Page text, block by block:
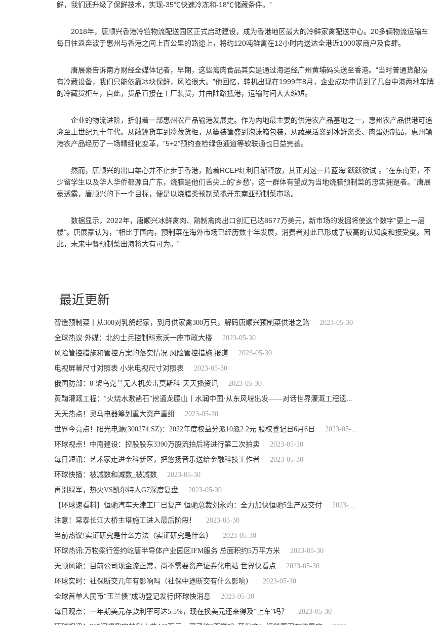
鲜，我们还升级了保鲜技术，实现-35℃快速冷冻和-18℃储藏条件。”
2018年，唐顺兴香港冷链物流配送园区正式启动建设，成为香港地区最大的冷鲜家禽配送中心。20多辆物流运输车
每日往返奔波于惠州与香港之间上百公里的路途上，将约120吨鲜禽在12小时内送达全港近1000家商户及食肆。
唐展豪告诉南方财经全媒体记者，早期，这些禽肉食品其实是通过海运经广州黄埔码头送至香港。“当时普通货船没
有冷藏设备，我们只能依靠冰块保鲜，风险很大。”他回忆，转机出现在1999年8月，企业成功申请到了几台中港两地车牌
的冷藏货柜车，自此，货品直接在工厂装货，并由陆路抵港，运输时间大大缩短。
企业的物流进阶，折射着一部惠州农产品输港发展史。作为内地最主要的供港农产品基地之一，惠州农产品供港可追
溯至上世纪九十年代。从敞篷货车到冷藏货柜，从篓装筐盛到泡沫箱包装，从蔬果活禽到冰鲜禽类、肉蛋奶制品，惠州输
港农产品经历了一场精细化变革，“5+2”预约查检绿色通道等软联通也日益完善。
然而，唐顺兴的出口雄心并不止步于香港，随着RCEP红利日渐释放，其正对这一片蓝海“跃跃欲试”。“在东南亚，不
少留学生以及华人华侨都源自广东，烧腊是他们舌尖上的‘乡愁’，这一群体有望成为当地烧腊预制菜的忠实拥趸者。”唐展
豪透露，唐顺兴的下一个目标，便是以烧腊类预制菜撬开东南亚预制菜市场。
数据显示，2022年，唐顺兴冰鲜禽肉、熟制禽肉出口创汇已达8677万美元，新市场的发掘将使这个数字“更上一层
楼”。唐展豪认为，“相比于国内，预制菜在海外市场已经历数十年发展，消费者对此已形成了较高的认知度和接受度。因
此，未来中餐预制菜出海将大有可为。”
最近更新
智造预制菜丨从300对乳鸽起家，到月供家禽300万只，解码唐顺兴预制菜供港之路
2023-05-30
全球热议:外媒：北约士兵控制科索沃一座市政大楼
2023-05-30
风险管控措施和管控方案的落实情况 风险管控措施 报道
2023-05-30
电视屏幕尺寸对照表 小米电视尺寸对照表
2023-05-30
俄国防部：8 架乌克兰无人机袭击莫斯科-天天播资讯
2023-05-30
黄鞠灌溉工程：“火烧水激凿石”挖通龙腰山丨水润中国·从东风堰出发——对话世界灌溉工程遗产㉙-天天看热讯
天天热点！奥马电器筹划重大资产重组
2023-05-30
世界今亮点！阳光电源(300274.SZ)：2022年度权益分派10派2.2元 股权登记日6月6日
2023-05-30
环球视点！中南建设：控股股东3390万股流拍后将进行第二次拍卖
2023-05-30
每日短讯：艺术家走进金科新区，把悠扬音乐送给金融科技工作者
2023-05-30
环球快播：被减数和减数_被减数
2023-05-30
再别绿军，热火VS凯尔特人G7深度复盘
2023-05-30
【环球速看料】恒驰汽车天津工厂已复产 恒驰总裁刘永灼：全力加快恒驰5生产及交付
2023-05-30
注意！常泰长江大桥主塔施工进入最后阶段！
2023-05-30
当前热议!实证研究是什么方法（实证研究是什么）
2023-05-30
环球热讯:万物梁行签约屹唐半导体产业园区IFM服务 总面积约5万平方米
2023-05-30
天顺风能：目前公司现金流正常，尚不需要资产证券化电站 世界快看点
2023-05-30
环球实时：社保断交几年有影响吗（社保中途断交有什么影响）
2023-05-30
全球首单人民币“玉兰债”成功登记发行|环球快消息
2023-05-30
每日观点：一年期美元存款利率可达5.5%，现在换美元还来得及“上车”吗？
2023-05-30